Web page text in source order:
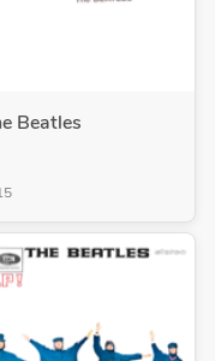
Beatles